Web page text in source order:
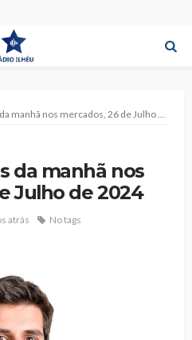
nos mercados, 26 de Julho de 2024
da manhã nos
Julho de 2024
atrás No tags